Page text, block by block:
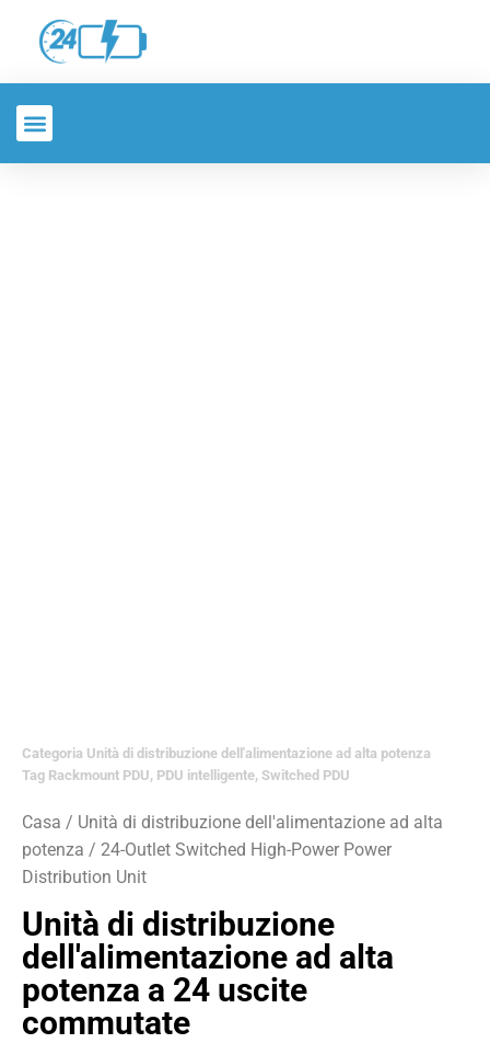
Categoria Unità di distribuzione dell'alimentazione ad alta potenza
Tag Rackmount PDU, PDU intelligente, Switched PDU
Casa / Unità di distribuzione dell'alimentazione ad alta
potenza / 24-Outlet Switched High-Power Power
Distribution Unit
Unità di distribuzione
dell'alimentazione ad alta
potenza a 24 uscite
commutate